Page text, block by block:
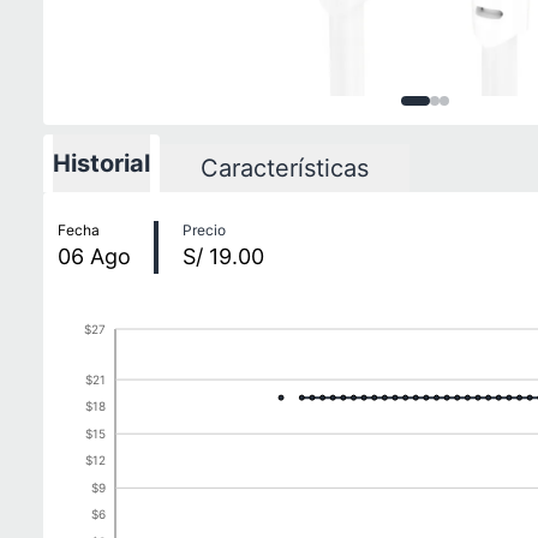
ImagenImagen
Imagen
Historial Características
Fecha
06 Ago
Precio
S/ 19.00
$6
$9
$12
$15
$18
$21
$27